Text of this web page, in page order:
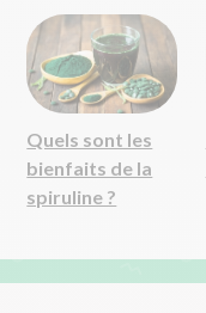
Quels sont les
bienfaits de la
spiruline ?